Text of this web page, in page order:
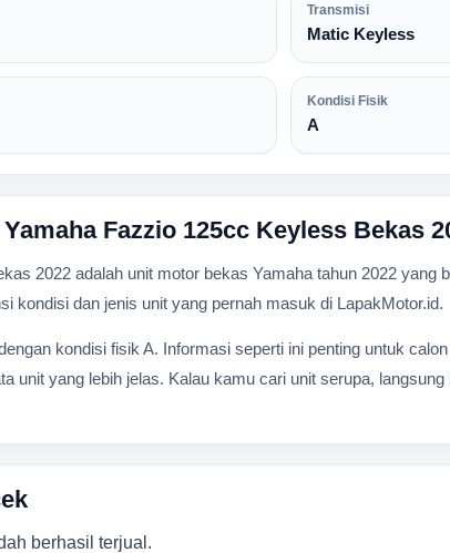
Transmisi
Matic Keyless
Kondisi Fisik
A
Fazzio 125cc Keyless Bekas
2022 adalah unit motor bekas Yamaha tahun 2022 yang
kondisi dan jenis unit yang pernah masuk di LapakMotor.id.
kondisi fisik A. Informasi seperti ini penting untuk
unit yang lebih jelas. Kalau kamu cari unit serupa,
berhasil terjual.